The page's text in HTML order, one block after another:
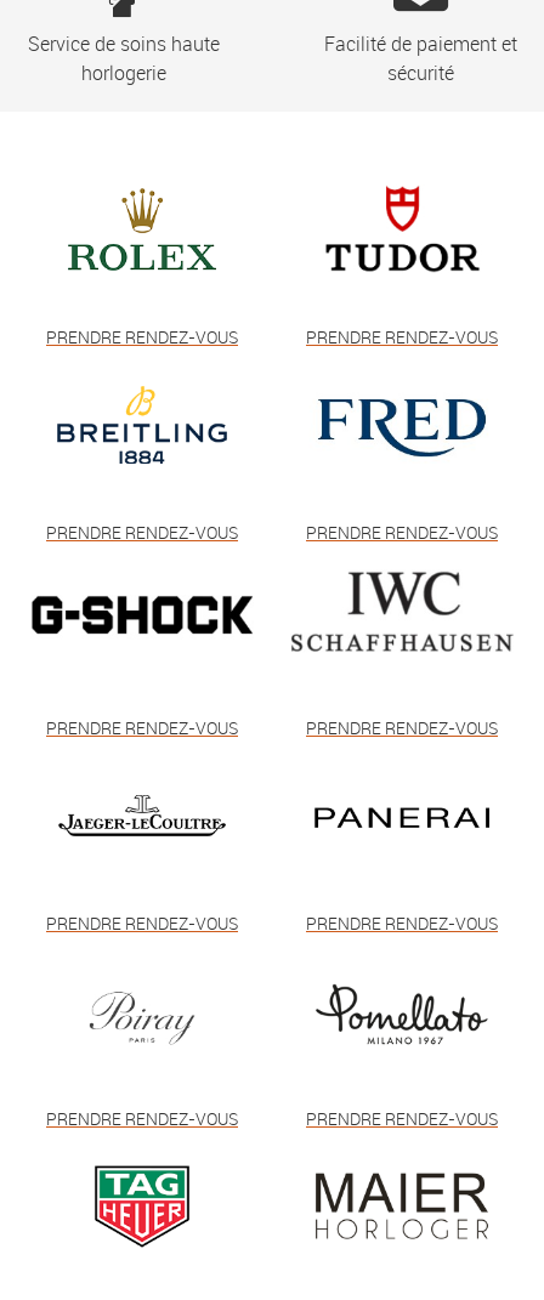
Service de soins haute
horlogerie
Facilité de paiement et
sécurité
PRENDRE RENDEZ-VOUS PRENDRE RENDEZ-VOUS
PRENDRE RENDEZ-VOUS PRENDRE RENDEZ-VOUS
PRENDRE RENDEZ-VOUS PRENDRE RENDEZ-VOUS
PRENDRE RENDEZ-VOUS PRENDRE RENDEZ-VOUS
PRENDRE RENDEZ-VOUS PRENDRE RENDEZ-VOUS